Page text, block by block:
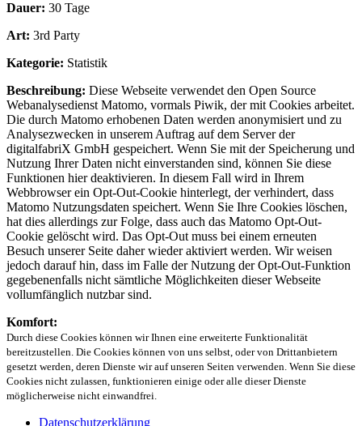
Dauer: 30 Tage
Art: 3rd Party
Kategorie: Statistik
Beschreibung: Diese Webseite verwendet den Open Source
Webanalysedienst Matomo, vormals Piwik, der mit Cookies arbeitet.
Die durch Matomo erhobenen Daten werden anonymisiert und zu
Analysezwecken in unserem Auftrag auf dem Server der
digitalfabriX GmbH gespeichert. Wenn Sie mit der Speicherung und
Nutzung Ihrer Daten nicht einverstanden sind, können Sie diese
Funktionen hier deaktivieren. In diesem Fall wird in Ihrem
Webbrowser ein Opt-Out-Cookie hinterlegt, der verhindert, dass
Matomo Nutzungsdaten speichert. Wenn Sie Ihre Cookies löschen,
hat dies allerdings zur Folge, dass auch das Matomo Opt-Out-
Cookie gelöscht wird. Das Opt-Out muss bei einem erneuten
Besuch unserer Seite daher wieder aktiviert werden. Wir weisen
jedoch darauf hin, dass im Falle der Nutzung der Opt-Out-Funktion
gegebenenfalls nicht sämtliche Möglichkeiten dieser Webseite
vollumfänglich nutzbar sind.
Komfort:
Durch diese Cookies können wir Ihnen eine erweiterte Funktionalität
bereitzustellen. Die Cookies können von uns selbst, oder von Drittanbietern
gesetzt werden, deren Dienste wir auf unseren Seiten verwenden. Wenn Sie diese
Cookies nicht zulassen, funktionieren einige oder alle dieser Dienste
möglicherweise nicht einwandfrei.
Datenschutzerklärung